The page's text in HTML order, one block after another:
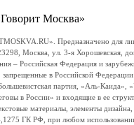
Москва»
Предназначено для
Москва, ул. 3-я
– Российская Федерация и
запрещенные в Российской
партия, «Аль-
в России» и входящие в ее
материалы, элементы
ГК РФ, при любом